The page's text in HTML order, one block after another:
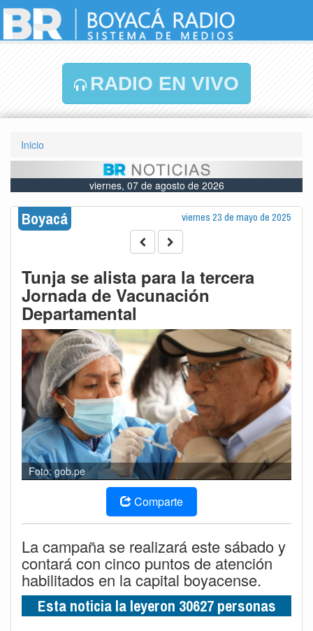
RADIO EN VIVO
Inicio
viernes, 07 de agosto de 2026
Boyacá viernes 23 de mayo de 2025
Tunja se alista para la tercera
Jornada de Vacunación
Departamental
Foto: gob.pe
Comparte
La campaña se realizará este sábado y
contará con cinco puntos de atención
habilitados en la capital boyacense.
Esta noticia la leyeron 30627 personas